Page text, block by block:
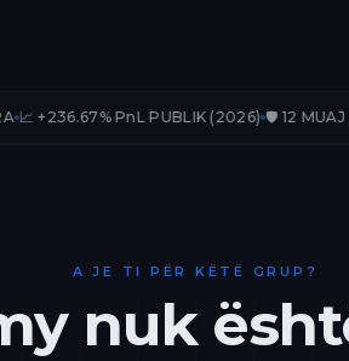
PUBLIK (2026) 🛡️ 12 MUAJ AKSES TË
A JE TI PËR KËTË GRUP?
nuk